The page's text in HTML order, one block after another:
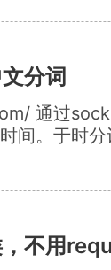
分词
通过
间。于时
不用